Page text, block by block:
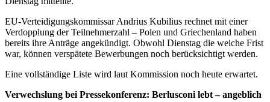
EU-Verteidigungskommissar Andrius Kubilius rechnet mit einer
Verdopplung der Teilnehmerzahl – Polen und Griechenland haben
bereits ihre Anträge angekündigt. Obwohl Dienstag die weiche Frist
war, können verspätete Bewerbungen noch berücksichtigt werden.
Eine vollständige Liste wird laut Kommission noch heute erwartet.
Verwechslung bei Pressekonferenz: Berlusconi lebt – angeblich